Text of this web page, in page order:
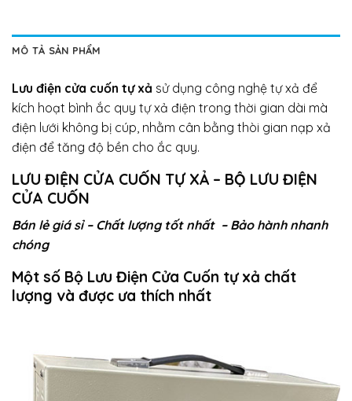
MÔ TẢ SẢN PHẨM
Lưu điện cửa cuốn tự xả sử dụng công nghệ tự xả để
kích hoạt bình ắc quy tự xả điện trong thời gian dài mà
điện lưới không bị cúp, nhằm cân bằng thòi gian nạp xả
điện để tăng độ bền cho ắc quy.
LƯU ĐIỆN CỬA CUỐN TỰ XẢ – BỘ LƯU ĐIỆN
CỬA CUỐN
Bán lẻ giá sỉ – Chất lượng tốt nhất – Bảo hành nhanh
chóng
Một số Bộ Lưu Điện Cửa Cuốn tự xả chất
lượng và được ưa thích nhất